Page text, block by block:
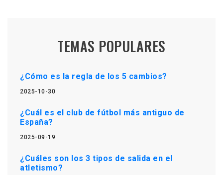
TEMAS POPULARES
¿Cómo es la regla de los 5 cambios?
2025-10-30
¿Cuál es el club de fútbol más antiguo de
España?
2025-09-19
¿Cuáles son los 3 tipos de salida en el
atletismo?